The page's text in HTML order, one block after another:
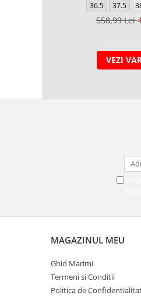
36.5 37.5
558,99 Lei
VEZI
MAGAZINUL MEU
Ghid Marimi
Termeni si Conditii
Politica de